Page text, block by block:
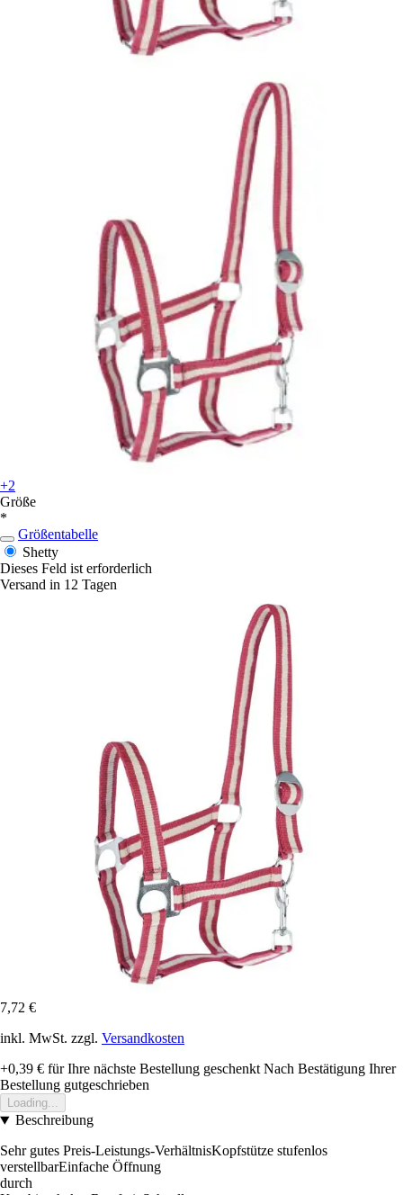
+2
Größe
*
Größentabelle
Shetty
Dieses Feld ist erforderlich
Versand in 12 Tagen
7,72 €
inkl. MwSt. zzgl. Versandkosten
+0,39 € für Ihre nächste Bestellung geschenkt Nach Bestätigung Ihrer
Bestellung gutgeschrieben
Loading...
Beschreibung
Sehr gutes Preis-Leistungs-VerhältnisKopfstütze stufenlos
verstellbarEinfache Öffnung
durch